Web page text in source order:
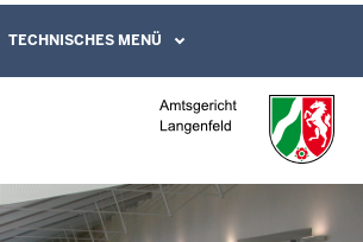
Gebärdensprachenvideo
TECHNISCHES MENÜ